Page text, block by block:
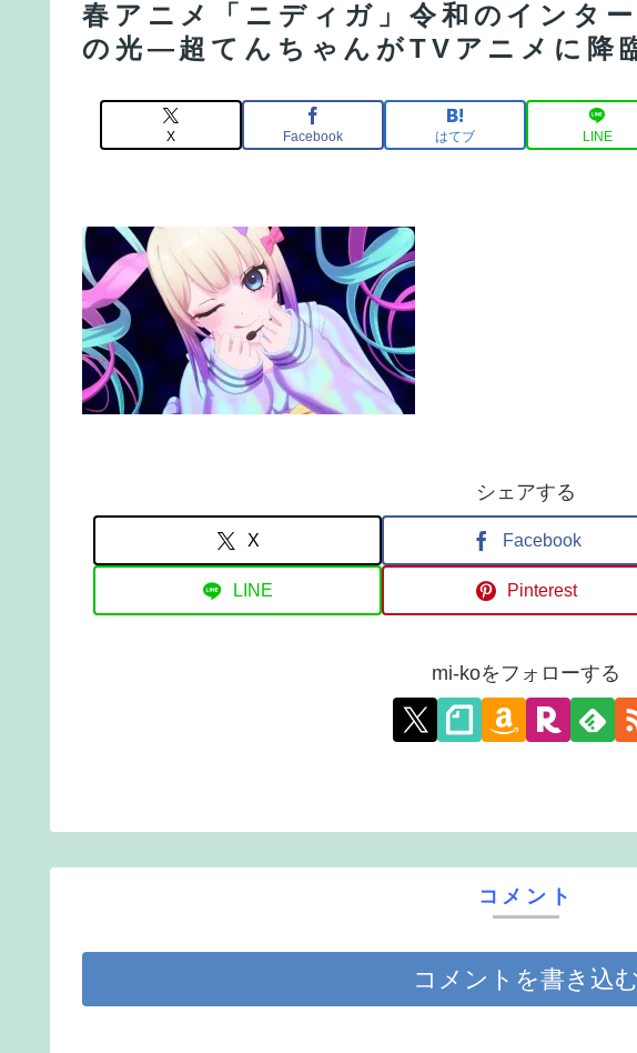
春アニメ「ニディガ」令和のインタ
の光―超てんちゃんがTVアニメに降
X Facebook はてブ LINE
シェアする
X Facebook
LINE Pinterest
mi-koをフォローする
コメント
コメントを書き込む